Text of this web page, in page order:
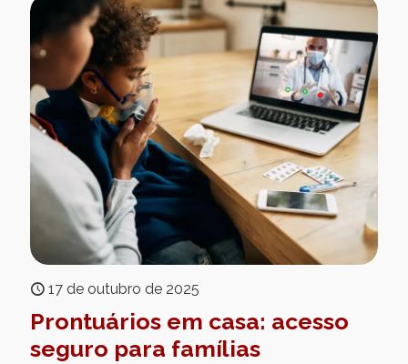
17 de outubro de 2025
Prontuários em casa: acesso
seguro para famílias